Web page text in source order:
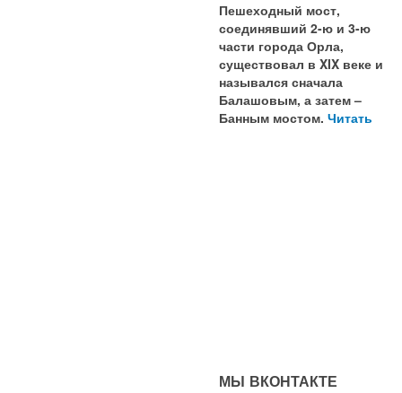
Пешеходный мост,
соединявший 2-ю и 3-ю
части города Орла,
существовал в XIX веке и
назывался сначала
Балашовым, а затем –
Банным мостом. Читать
МЫ ВКОНТАКТЕ